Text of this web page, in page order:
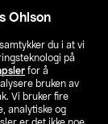
Ohlson
samtykker du i at vi
på
for å
bruken av
Vi bruker fire
analytiske og